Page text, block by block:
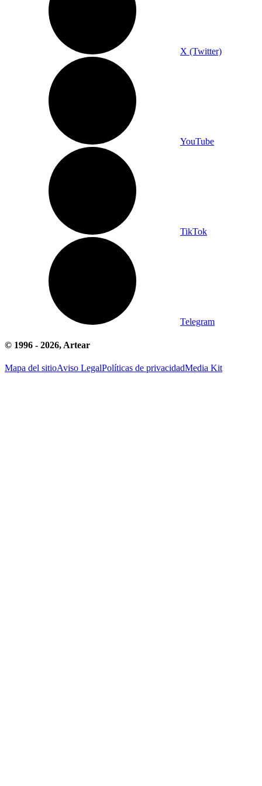
X (Twitter)
YouTube
TikTok
Telegram
© 1996 - 2026, Artear
Mapa del sitioAviso LegalPolíticas de privacidadMedia Kit